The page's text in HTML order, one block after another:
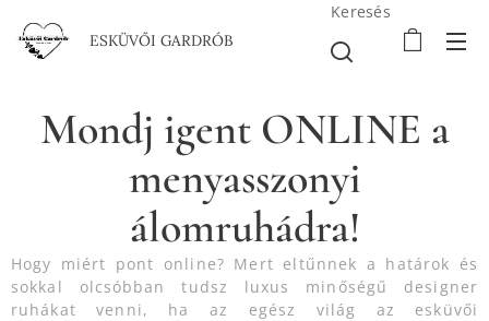
ESKÜVŐI GARDRÓB
Keresés
Mondj igent ONLINE a
menyasszonyi
álomruhádra!
Hogy miért pont online? Mert eltűnnek a határok és
sokkal olcsóbban tudsz luxus minőségű designer
ruhákat venni, ha az egész világ az esküvői